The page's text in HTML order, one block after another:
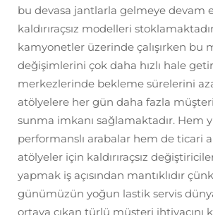
bu devasa jantlarla gelmeye devam
kaldırıraçsız modelleri
kamyonetler üzerinde çalışırken bu
değişimlerini çok daha hızlı hale
merkezlerinde bekleme sürelerini
atölyelere her gün daha fazla
sunma imkanı sağlamaktadır. Hem
performanslı arabalar hem de ticari
atölyeler için kaldırıraçsız
yapmak iş açısından mantıklıdır
günümüzün yoğun lastik servis
ortaya çıkan türlü müşteri ihtiyacını